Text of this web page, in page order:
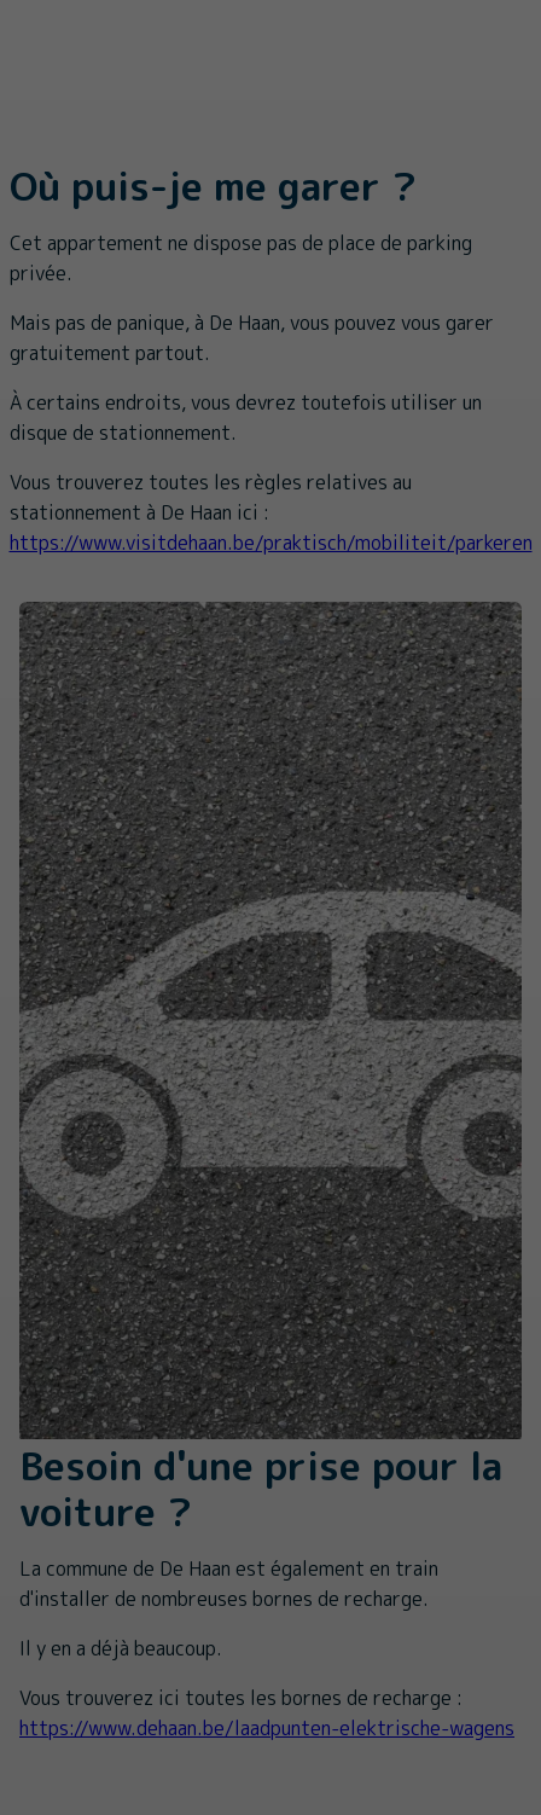
Où puis-je me garer ?
Cet appartement ne dispose pas de place de parking
privée.
Mais pas de panique, à De Haan, vous pouvez vous garer
gratuitement partout.
À certains endroits, vous devrez toutefois utiliser un
disque de stationnement.
Vous trouverez toutes les règles relatives au
stationnement à De Haan ici :
https://www.visitdehaan.be/praktisch/mobiliteit/parkeren
Besoin d'une prise pour la
voiture ?
La commune de De Haan est également en train
d'installer de nombreuses bornes de recharge.
Il y en a déjà beaucoup.
Vous trouverez ici toutes les bornes de recharge :
https://www.dehaan.be/laadpunten-elektrische-wagens